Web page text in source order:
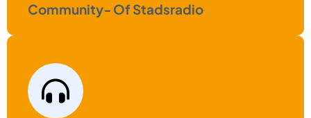
Community- Of Stadsradio